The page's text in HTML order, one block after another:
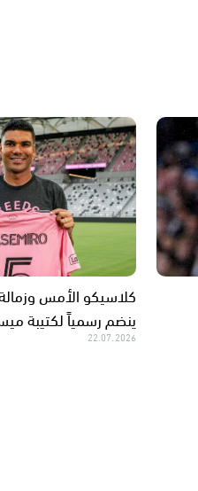
كلاسيكو الأمس
ينضم رسمياً لكتيبة
22.07.2026